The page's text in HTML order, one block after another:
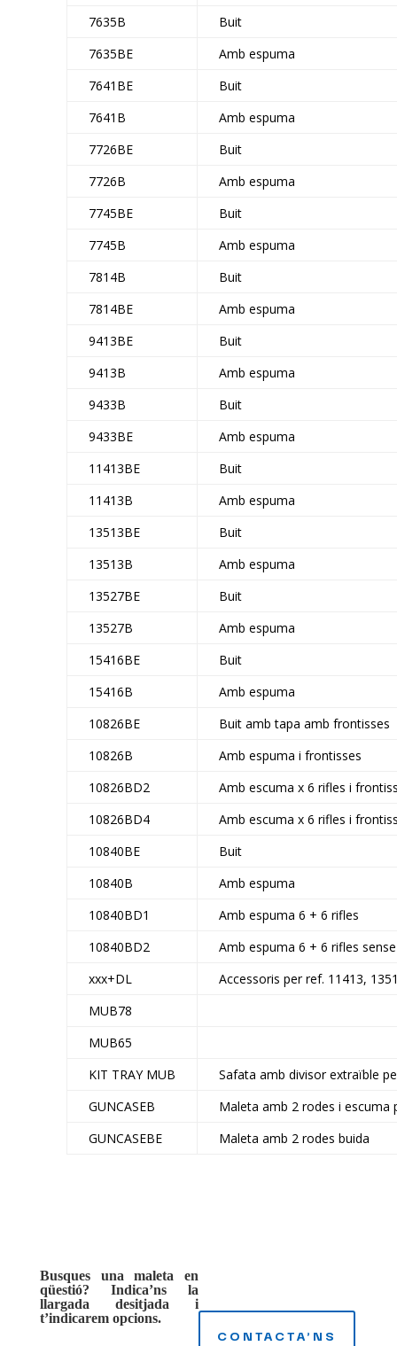
7635B
Buit
7635BE
Amb espuma
7641BE
Buit
7641B
Amb espuma
7726BE
Buit
7726B
Amb espuma
7745BE
Buit
7745B
Amb espuma
7814B
Buit
7814BE
Amb espuma
9413BE
Buit
9413B
Amb espuma
9433B
Buit
9433BE
Amb espuma
11413BE
Buit
11413B
Amb espuma
13513BE
Buit
13513B
Amb espuma
13527BE
Buit
13527B
Amb espuma
15416BE
Buit
15416B
Amb espuma
10826BE
Buit amb tapa amb frontisses
10826B
Amb espuma i frontisses
10826BD2
Amb escuma x 6 rifles i
10826BD4
Amb escuma x 6 rifles i
10840BE
Buit
10840B
Amb espuma
10840BD1
Amb espuma 6 + 6 rifles
10840BD2
Amb espuma 6 + 6 rifles
xxx+DL
Accessoris per ref. 11413,
MUB78
MUB65
KIT TRAY MUB
Safata amb divisor extraïble
GUNCASEB
Maleta amb 2 rodes i escuma
GUNCASEBE
Maleta amb 2 rodes buida
Busques una maleta en
qüestió? Indica’ns la
llargada desitjada i
t’indicarem opcions.
CONTACTA'NS